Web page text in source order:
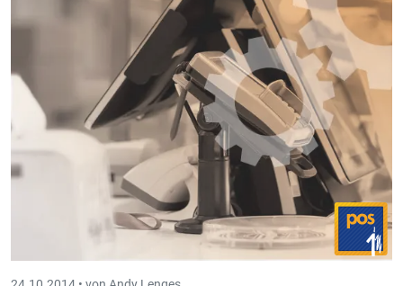
bei der Eingabe von neuen Artikellinien im Auftrags- und
Bestellschirm berücksichtigt sobald die neue "Alternative
MwSt."-CheckBox angehakt ist. Anwendungsbeispiele:
Horeca Sektor
: Der alternative MwSt.-Satz kann benutzt
werden um eine unterschiedliche MwSt. zu berechnen bei
Kunden, die vor Ort essen oder nicht.
Bauunternehmen
: Pro Artikel kann die Differenzierung
zwischen Alt-(6%-MwSt.) oder Neubau gemacht werden.